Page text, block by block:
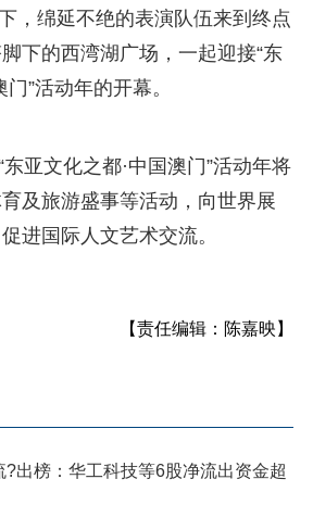
绵延不绝的表演队伍来到终点
下的西湾湖广场，一起迎接“东
”活动年的开幕。
文化之都·中国澳门”活动年将
及旅游盛事等活动，向世界展
进国际人文艺术交流。
【责任编辑：陈嘉映】
出榜：华工科技等6股净流出资金超